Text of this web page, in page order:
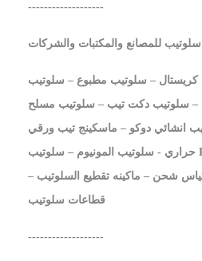
-------------------
للمصانع والمكتبات والشركات
– سلوتيب مطبوع – سلوتيب
– سلوتيب دكت تيب – سلوتيب مسلح
انشائي دوكو – ماسكينج تيب ورقي
حراري - سلوتيب المونيوم – سلوتيب PVC – اشرطة لحام –
شحن – ماكينه تقطيع السلوتيب –
قطاعات سلوتيب
-------------------